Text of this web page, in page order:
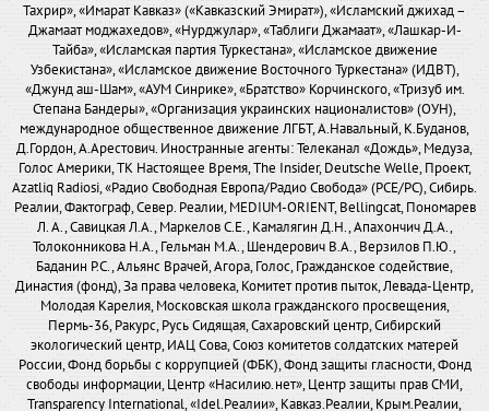
Тахрир», «Имарат Кавказ» («Кавказский Эмират»), «Исламский джихад –
Джамаат моджахедов», «Нурджулар», «Таблиги Джамаат», «Лашкар-И-
Тайба», «Исламская партия Туркестана», «Исламское движение
Узбекистана», «Исламское движение Восточного Туркестана» (ИДВТ),
«Джунд аш-Шам», «АУМ Синрике», «Братство» Корчинского, «Тризуб им.
Степана Бандеры», «Организация украинских националистов» (ОУН),
международное общественное движение ЛГБТ, А.Навальный, К.Буданов,
Д.Гордон, А.Арестович. Иностранные агенты: Телеканал «Дождь», Медуза,
Голос Америки, ТК Настоящее Время, The Insider, Deutsche Welle, Проект,
Azatliq Radiosi, «Радио Свободная Европа/Радио Свобода» (PCE/PC), Сибирь.
Реалии, Фактограф, Север. Реалии, MEDIUM-ORIENT, Bellingcat, Пономарев
Л. А., Савицкая Л.А., Маркелов С.Е., Камалягин Д.Н., Апахончич Д.А.,
Толоконникова Н.А., Гельман М.А., Шендерович В.А., Верзилов П.Ю.,
Баданин Р.С., Альянс Врачей, Агора, Голос, Гражданское содействие,
Династия (фонд), За права человека, Комитет против пыток, Левада-Центр,
Молодая Карелия, Московская школа гражданского просвещения,
Пермь-36, Ракурс, Русь Сидящая, Сахаровский центр, Сибирский
экологический центр, ИАЦ Сова, Союз комитетов солдатских матерей
России, Фонд борьбы с коррупцией (ФБК), Фонд защиты гласности, Фонд
свободы информации, Центр «Насилию.нет», Центр защиты прав СМИ,
Transparency International, «Idel.Реалии», Кавказ.Реалии, Крым.Реалии,